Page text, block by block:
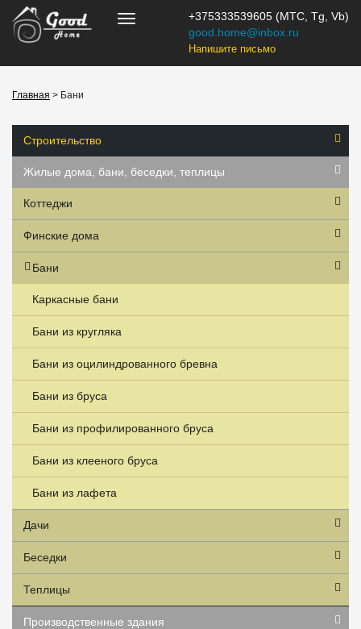
+375333539605 (МТС, Tg, Vb)
good.home@inbox.ru
Напишите письмо
Главная > Бани
Строительство
Жилые дома, бани, беседки, теплицы
Коттеджи
Финские дома
Бани
Каркасные бани
Бани из кругляка
Бани из оцилиндрованного бревна
Бани из бруса
Бани из профилированного бруса
Бани из клееного бруса
Бани из лафета
Дачи
Беседки
Теплицы
Производственные здания